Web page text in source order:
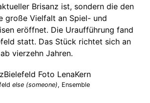
Brisanz ist, sondern die den
große Vielfalt an Spiel- und
eröffnet. Die Uraufführung fand
statt. Das Stück richtet sich an
vierzehn Jahren.
else (someone), Ensemble